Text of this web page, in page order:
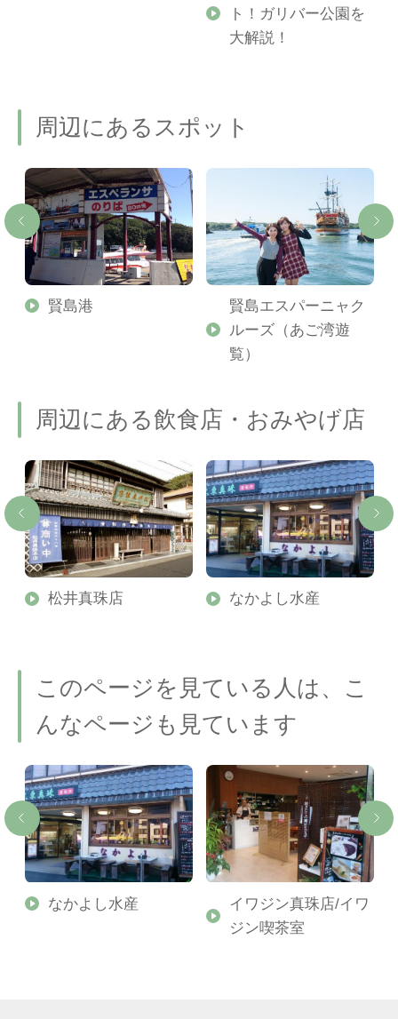
ト！ガリバー公園を
大解説！
周辺にあるスポット
賢島港
賢島エスパーニャク
ルーズ（あご湾遊
覧）
周辺にある飲食店・おみやげ店
松井真珠店 なかよし水産
このページを見ている人は、こ
んなページも見ています
なかよし水産
イワジン真珠店/イワ
ジン喫茶室